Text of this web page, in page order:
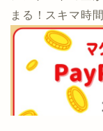
まる！スキマ時